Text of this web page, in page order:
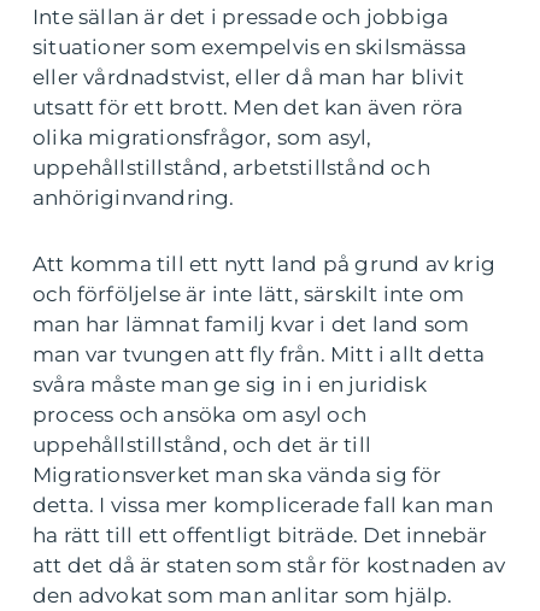
Inte sällan är det i pressade och jobbiga
situationer som exempelvis en skilsmässa
eller vårdnadstvist, eller då man har blivit
utsatt för ett brott. Men det kan även röra
olika migrationsfrågor, som asyl,
uppehållstillstånd, arbetstillstånd och
anhöriginvandring.
Att komma till ett nytt land på grund av krig
och förföljelse är inte lätt, särskilt inte om
man har lämnat familj kvar i det land som
man var tvungen att fly från. Mitt i allt detta
svåra måste man ge sig in i en juridisk
process och ansöka om asyl och
uppehållstillstånd, och det är till
Migrationsverket man ska vända sig för
detta. I vissa mer komplicerade fall kan man
ha rätt till ett offentligt biträde. Det innebär
att det då är staten som står för kostnaden av
den advokat som man anlitar som hjälp.